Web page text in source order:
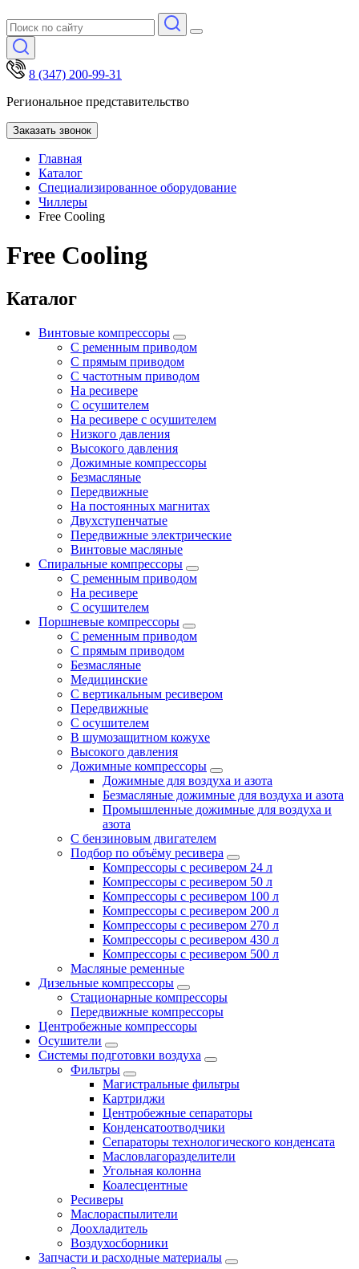
8 (347) 200-99-31
Региональное представительство
Заказать звонок
Главная
Каталог
Специализированное оборудование
Чиллеры
Free Cooling
Free Cooling
Каталог
Винтовые компрессоры
С ременным приводом
С прямым приводом
С частотным приводом
На ресивере
С осушителем
На ресивере с осушителем
Низкого давления
Высокого давления
Дожимные компрессоры
Безмасляные
Передвижные
На постоянных магнитах
Двухступенчатые
Передвижные электрические
Винтовые масляные
Спиральные компрессоры
С ременным приводом
На ресивере
С осушителем
Поршневые компрессоры
С ременным приводом
С прямым приводом
Безмасляные
Медицинские
С вертикальным ресивером
Передвижные
С осушителем
В шумозащитном кожухе
Высокого давления
Дожимные компрессоры
Дожимные для воздуха и азота
Безмасляные дожимные для воздуха и азота
Промышленные дожимные для воздуха и
азота
С бензиновым двигателем
Подбор по объёму ресивера
Компрессоры с ресивером 24 л
Компрессоры с ресивером 50 л
Компрессоры с ресивером 100 л
Компрессоры с ресивером 200 л
Компрессоры с ресивером 270 л
Компрессоры с ресивером 430 л
Компрессоры с ресивером 500 л
Масляные ременные
Дизельные компрессоры
Стационарные компрессоры
Передвижные компрессоры
Центробежные компрессоры
Осушители
Системы подготовки воздуха
Фильтры
Магистральные фильтры
Картриджи
Центробежные сепараторы
Конденсатоотводчики
Сепараторы технологического конденсата
Масловлагоразделители
Угольная колонна
Коалесцентные
Ресиверы
Маслораспылители
Доохладитель
Воздухосборники
Запчасти и расходные материалы